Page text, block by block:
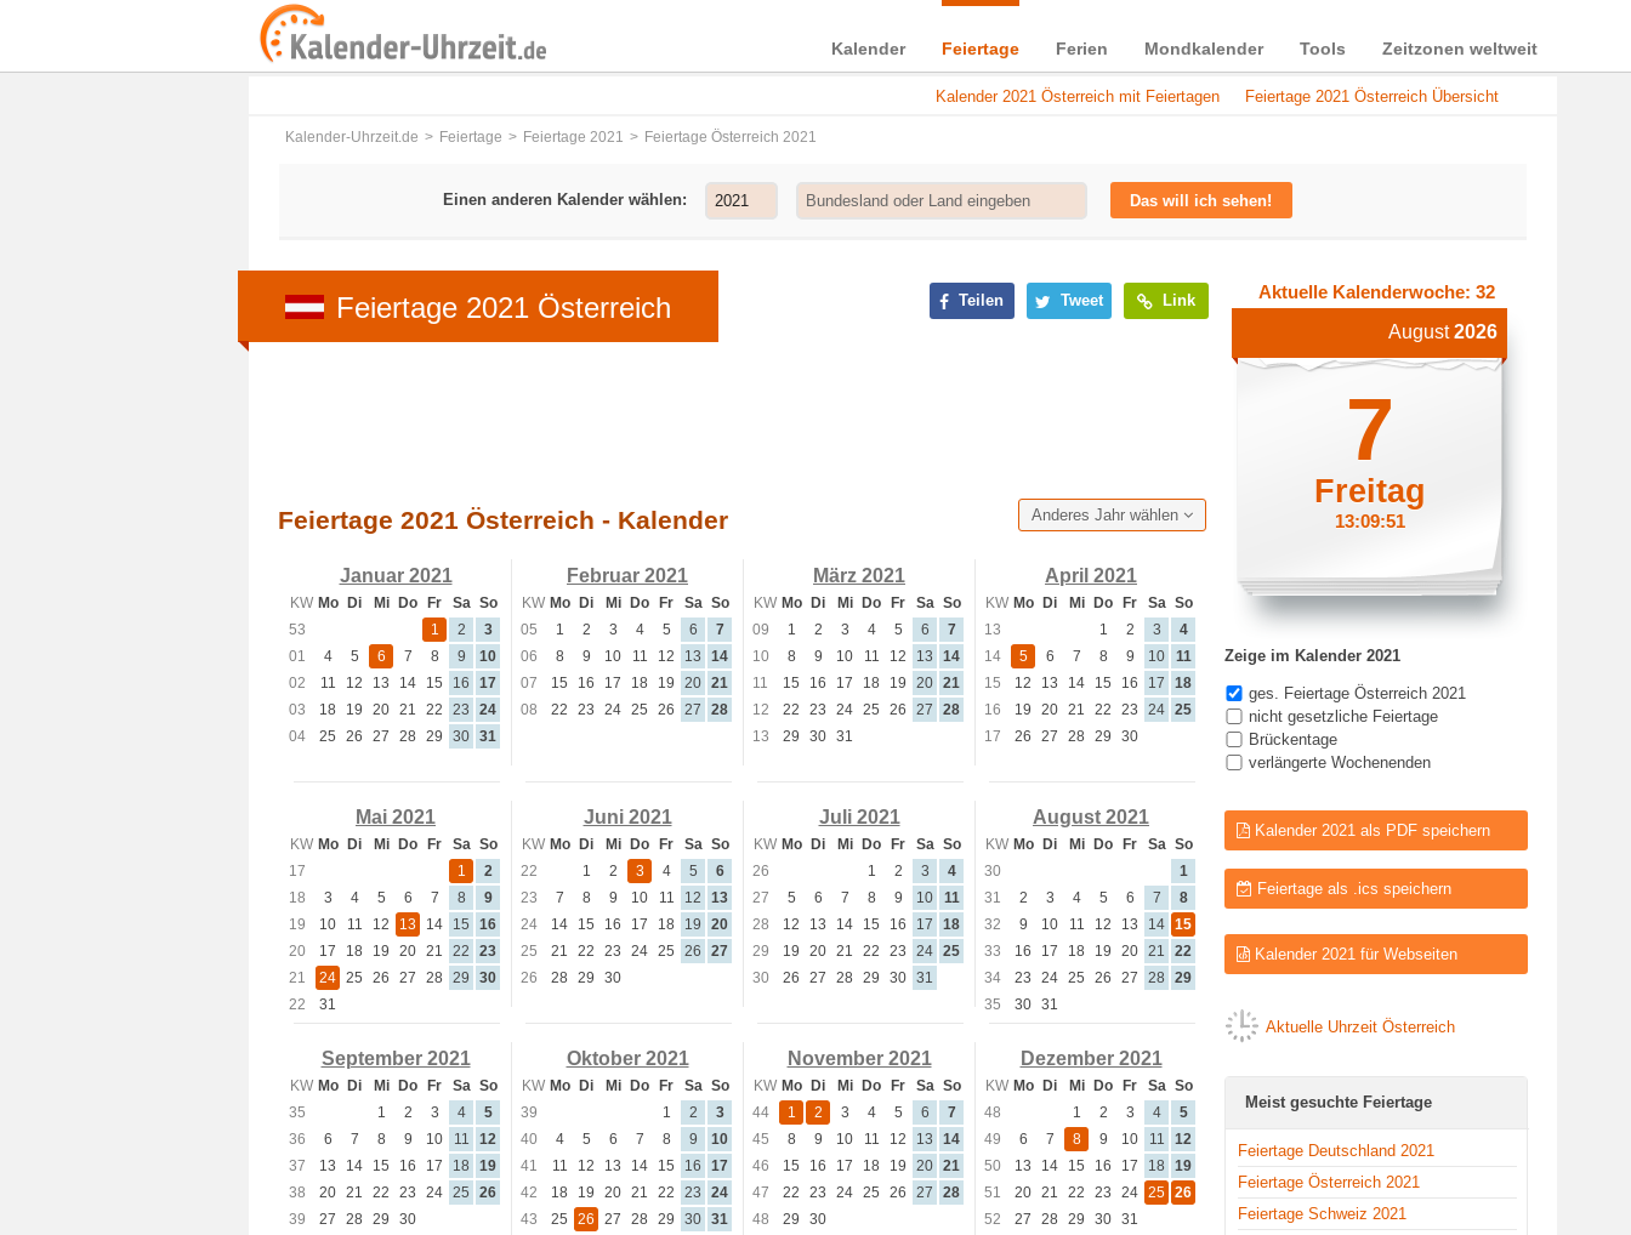
Kalender Feiertage Ferien Mondkalender Tools Zeitzonen weltweit
Kalender 2021 Österreich mit Feiertagen Feiertage 2021 Österreich Übersicht
Kalender-Uhrzeit.de Feiertage Feiertage 2021 Feiertage Österreich 2021
Einen anderen Kalender wählen: Das will ich sehen!
Teilen Tweet Link
Feiertage 2021 Österreich
Feiertage 2021 Österreich - Kalender Anderes Jahr wählen
Januar 2021
KW Mo Di Mi Do Fr Sa So
53
1 2
3
01
4 5 6 7 8 9
10
02
11 12 13 14 15 16
17
03
18 19 20 21 22 23
24
04
25 26 27 28 29 30 31
Februar 2021
KW Mo Di Mi Do Fr Sa So
05
1 2 3 4 5 6
7
06
8 9 10 11 12 13
14
07
15 16 17 18 19 20 21
08
22 23 24 25 26 27 28
März 2021
KW Mo Di Mi Do Fr Sa So
09
1 2 3 4 5 6
7
10
8 9 10 11 12 13
14
11
15 16 17 18 19 20 21
12
22 23 24 25 26 27
28
13
29 30 31
April 2021
KW Mo Di Mi Do Fr Sa So
13
1 2 3
4
14
5 6 7 8 9 10
11
15
12 13 14 15 16 17
18
16
19 20 21 22 23 24 25
17
26 27 28 29 30
Mai 2021
KW Mo Di Mi Do Fr Sa So
17
1
2
18
3 4 5 6 7 8
9
19
10 11 12 13 14 15
16
20
17 18 19 20 21 22
23
21
24 25 26 27 28 29
30
22
31
Juni 2021
KW Mo Di Mi Do Fr Sa So
22
1 2 3 4 5
6
23
7 8 9 10 11 12
13
24
14 15 16 17 18 19
20
25
21 22 23 24 25 26
27
26
28 29 30
Juli 2021
KW Mo Di Mi Do Fr Sa So
26
1 2 3
4
27
5 6 7 8 9 10
11
28
12 13 14 15 16 17
18
29
19 20 21 22 23 24 25
30
26 27 28 29 30 31
August 2021
KW Mo Di Mi Do Fr Sa So
30
1
31
2 3 4 5 6 7
8
32
9 10 11 12 13 14 15
33
16 17 18 19 20 21
22
34
23 24 25 26 27 28
29
35
30 31
September 2021
KW Mo Di Mi Do Fr Sa So
35
1 2 3 4
5
36
6 7 8 9 10 11
12
37
13 14 15 16 17 18
19
38
20 21 22 23 24 25
26
39
27 28 29 30
Oktober 2021
KW Mo Di Mi Do Fr Sa So
39
1 2
3
40
4 5 6 7 8 9
10
41
11 12 13 14 15 16
17
42
18 19 20 21 22 23
24
43
25 26 27 28 29 30 31
November 2021
KW Mo Di Mi Do Fr Sa So
44
1 2 3 4 5 6
7
45
8 9 10 11 12 13
14
46
15 16 17 18 19 20 21
47
22 23 24 25 26 27
28
48
29 30
Dezember 2021
KW Mo Di Mi Do Fr Sa So
48
1 2 3 4
5
49
6 7 8 9 10 11
12
50
13 14 15 16 17 18
19
51
20 21 22 23 24 25 26
52
27 28 29 30 31
Aktuelle Kalenderwoche: 32
August2026
7
Freitag
13:09:52
Zeige im Kalender 2021
ges. Feiertage Österreich 2021
nicht gesetzliche Feiertage
Brückentage
verlängerte Wochenenden
Kalender 2021 als PDF speichern
Feiertage als .ics speichern
Kalender 2021 für Webseiten
Aktuelle Uhrzeit Österreich
Meist gesuchte Feiertage
Feiertage Deutschland 2021
Feiertage Österreich 2021
Feiertage Schweiz 2021